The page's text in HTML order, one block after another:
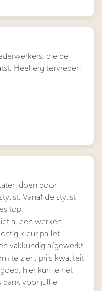
die de
Heel erg tervreden
doen door
Vanaf de stylist
top.
alleen werken
kleur pallet
vakkundig afgewerkt
te zien, prijs kwaliteit
hier kun je het
voor jullie